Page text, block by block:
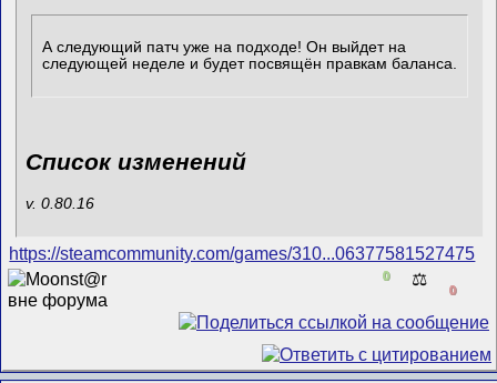
А следующий патч уже на подходе! Он выйдет на
следующей неделе и будет посвящён правкам баланса.
Список изменений
v. 0.80.16
https://steamcommunity.com/games/310...06377581527475
0 ⚖️
0